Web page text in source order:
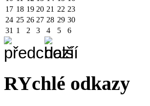
17 18 19 20 21 22 23
24 25 26 27 28 29 30
31 1 2 3 4 5 6
RYchlé odkazy